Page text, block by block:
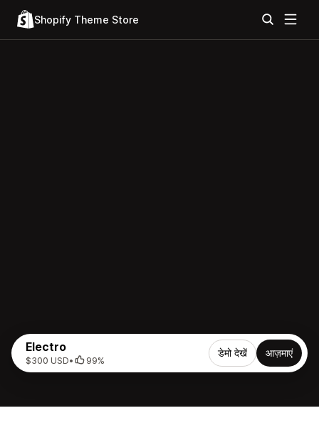
Shopify Theme Store
Electro
$300 USD• 99%
डेमो देखें आज़माएं